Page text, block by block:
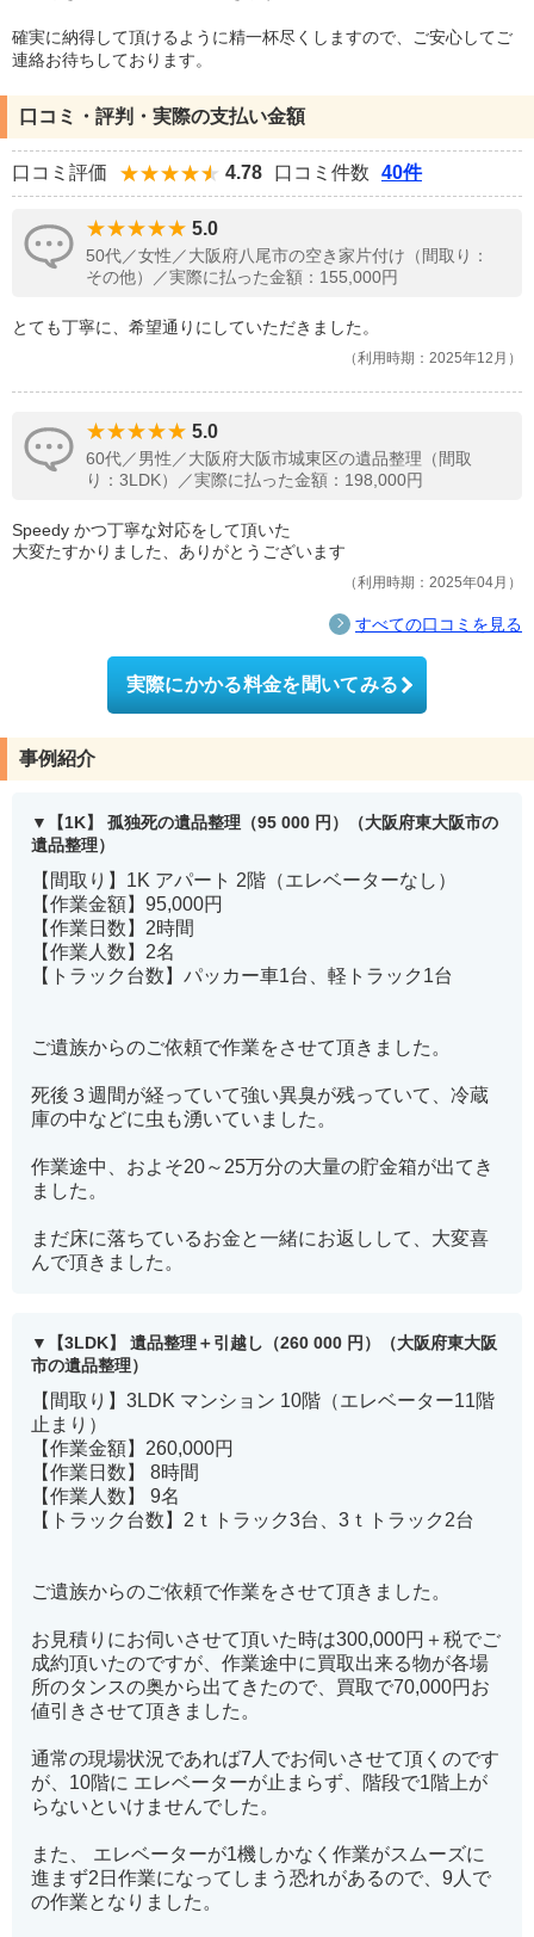
確実に納得して頂けるように精一杯尽くしますので、ご安心してご
連絡お待ちしております。
口コミ・評判・実際の支払い金額
口コミ評価 4.78 口コミ件数 40件
5.0
50代／女性／大阪府八尾市の空き家片付け（間取り：
その他）／実際に払った金額：155,000円
とても丁寧に、希望通りにしていただきました。
利用時期：2025年12月
5.0
60代／男性／大阪府大阪市城東区の遺品整理（間取
り：3LDK）／実際に払った金額：198,000円
Speedy かつ丁寧な対応をして頂いた
大変たすかりました、ありがとうございます
利用時期：2025年04月
すべての口コミを見る
実際にかかる料金を聞いてみる
事例紹介
【1K】 孤独死の遺品整理（95 000 円）（大阪府東大阪市の
遺品整理）
【間取り】1K アパート 2階（エレベーターなし）
【作業金額】95,000円
【作業日数】2時間
【作業人数】2名
【トラック台数】パッカー車1台、軽トラック1台
ご遺族からのご依頼で作業をさせて頂きました。
死後３週間が経っていて強い異臭が残っていて、冷蔵
庫の中などに虫も湧いていました。
作業途中、およそ20～25万分の大量の貯金箱が出てき
ました。
まだ床に落ちているお金と一緒にお返しして、大変喜
んで頂きました。
【3LDK】 遺品整理＋引越し（260 000 円）（大阪府東大阪
市の遺品整理）
【間取り】3LDK マンション 10階（エレベーター11階
止まり）
【作業金額】260,000円
【作業日数】 8時間
【作業人数】 9名
【トラック台数】2ｔトラック3台、3ｔトラック2台
ご遺族からのご依頼で作業をさせて頂きました。
お見積りにお伺いさせて頂いた時は300,000円＋税でご
成約頂いたのですが、作業途中に買取出来る物が各場
所のタンスの奥から出てきたので、買取で70,000円お
値引きさせて頂きました。
通常の現場状況であれば7人でお伺いさせて頂くのです
が、10階に エレベーターが止まらず、階段で1階上が
らないといけませんでした。
また、 エレベーターが1機しかなく作業がスムーズに
進まず2日作業になってしまう恐れがあるので、9人で
の作業となりました。